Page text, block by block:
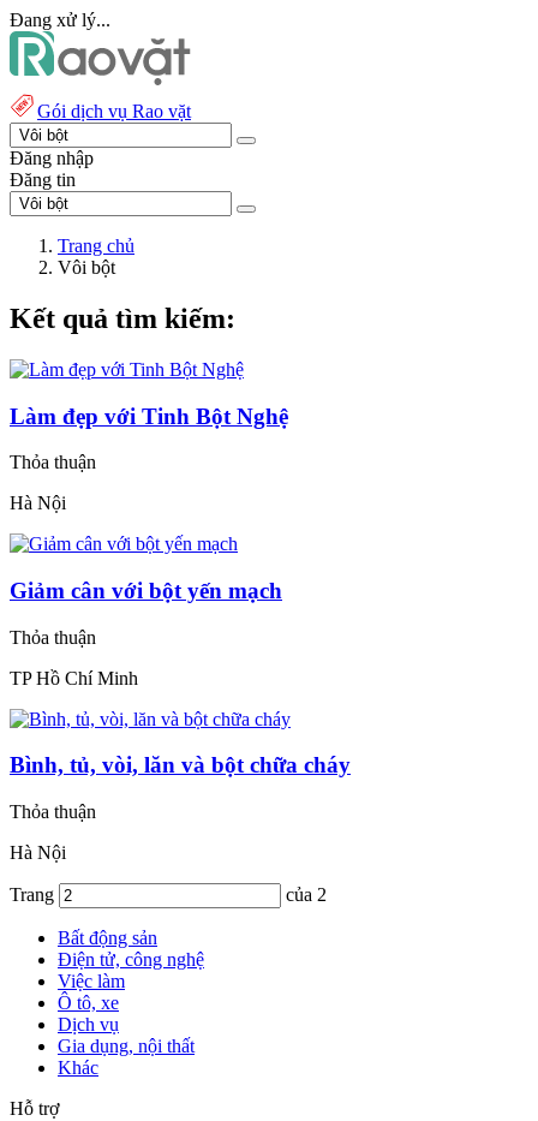
Đang xử lý...
Gói dịch vụ Rao vặt
Đăng nhập
Đăng tin
Trang chủ
Vôi bột
Kết quả tìm kiếm:
Làm đẹp với Tinh Bột Nghệ
Thỏa thuận
Hà Nội
Giảm cân với bột yến mạch
Thỏa thuận
TP Hồ Chí Minh
Bình, tủ, vòi, lăn và bột chữa cháy
Thỏa thuận
Hà Nội
Trang của 2
Bất động sản
Điện tử, công nghệ
Việc làm
Ô tô, xe
Dịch vụ
Gia dụng, nội thất
Khác
Hỗ trợ